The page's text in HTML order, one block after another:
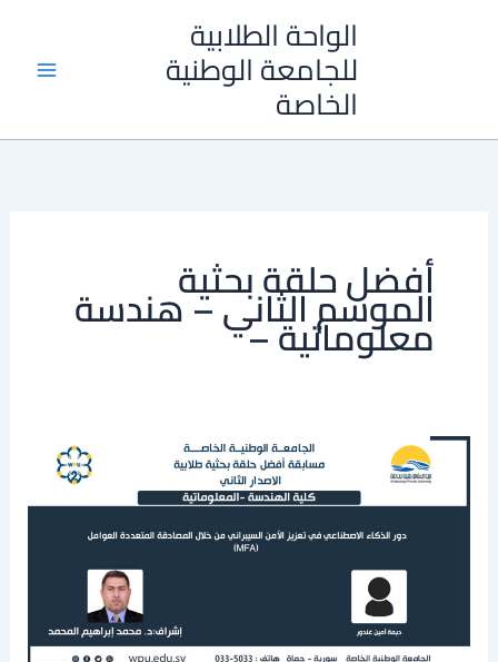
الواحة الطلابية
للجامعة الوطنية
الخاصة
أفضل حلقة بحثية
الموسم الثاني – هندسة
معلوماتية –
دور
الذكاء
الاصطناعي
السيبراني
من